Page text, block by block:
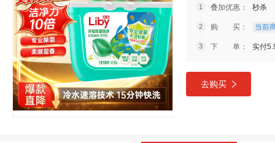
叠加优惠： 秒杀
购 买： 当前
下 单： 实付
去购买